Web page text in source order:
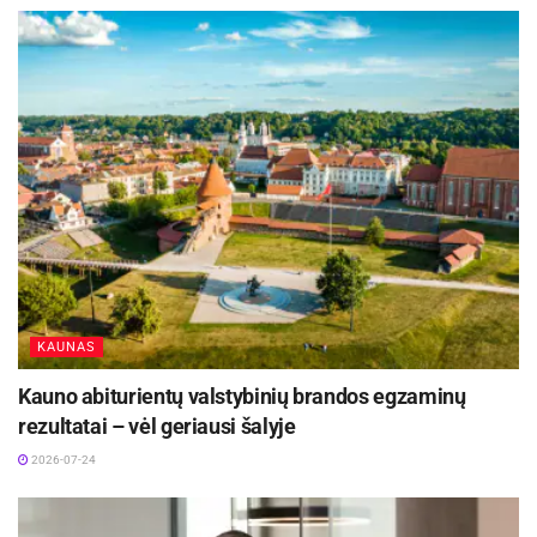
Pasitikėjimas ir patikimumas
KAUNAS
Kauno abiturientų valstybinių brandos egzaminų
rezultatai – vėl geriausi šalyje
2026-07-24